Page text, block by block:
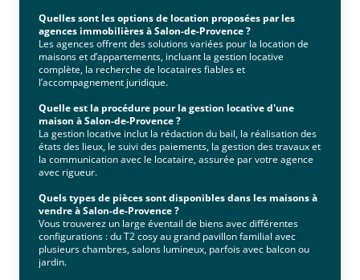
Quelles sont les options de location proposées par les
agences immobilières à Salon-de-Provence ?
Les agences offrent des solutions variées pour la location de
maisons et d’appartements, incluant la gestion locative
complète, la recherche de locataires fiables et
l’accompagnement juridique.
Quelle est la procédure pour la gestion locative d'une
maison à Salon-de-Provence ?
La gestion locative inclut la rédaction du bail, la réalisation des
états des lieux, le suivi des paiements, la gestion des travaux et
la communication avec le locataire, assurée par votre agence
avec rigueur.
Quels types de pièces sont disponibles dans les maisons à
vendre à Salon-de-Provence ?
Vous trouverez un large éventail de biens avec différentes
configurations : du T2 cosy au grand pavillon familial avec
plusieurs chambres, salons lumineux, parfois avec balcon ou
jardin.